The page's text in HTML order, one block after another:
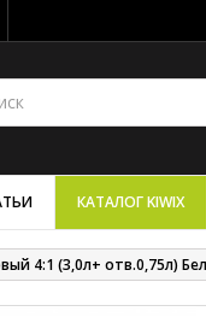
КАТАЛОГ KIWIX
4:1 (3,0л+ отв.0,75л)